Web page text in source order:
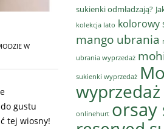
W
gustu
tej wiosny!
sukienki odmładzają?
kolekcja lato kolorowy
mango ubrania
ubrania wyprzedaż
sukienki wyprzedaż
onlinehurt orsay